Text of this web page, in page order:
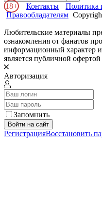
18+ Контакты
Политика
Правообладателям
Любительские материалы
ознакомления от фанатов
информационный характер
является публичной офертой
Авторизация
Запомнить
Войти на сайт
РегистрацияВосстановить